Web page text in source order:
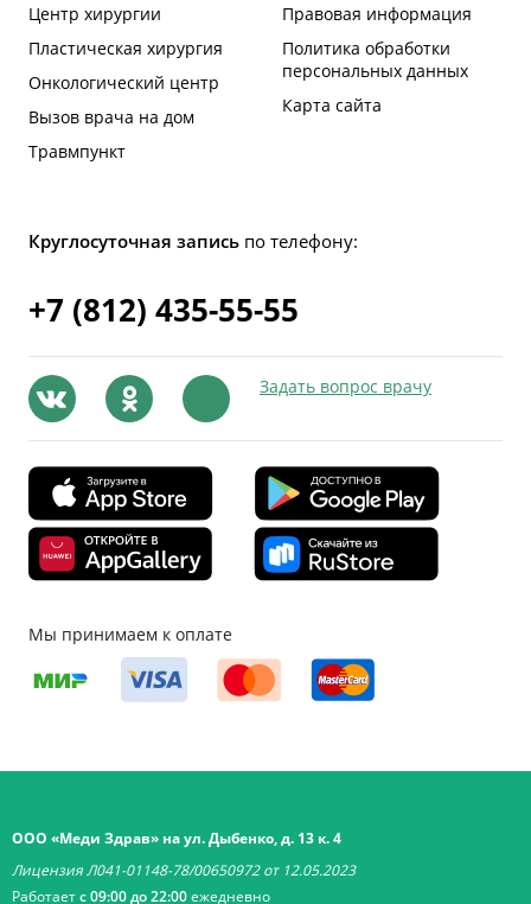
Центр хирургии
Пластическая хирургия
Онкологический центр
Вызов врача на дом
Травмпункт
Правовая информация
Политика обработки
персональных данных
Карта сайта
Круглосуточная запись по телефону:
+7 (812) 435-55-55
Задать вопрос врачу
Мы принимаем к оплате
ООО «Меди Здрав» на ул. Дыбенко, д. 13 к. 4
Лицензия Л041-01148-78/00650972 от 12.05.2023
Работаетс 09:00 до 22:00ежедневно